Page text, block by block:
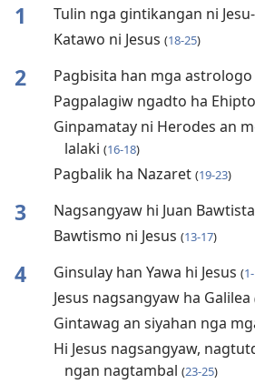
1 Tulin nga gintikangan ni
Katawo ni Jesus (18-25)
2 Pagbisita han mga astrologo
Pagpalagiw ngadto ha Ehipto
Ginpamatay ni Herodes an
lalaki (16-18)
Pagbalik ha Nazaret (19-23)
3 Nagsangyaw hi Juan Bawtista
Bawtismo ni Jesus (13-17)
4 Ginsulay han Yawa hi Jesus (
Jesus nagsangyaw ha Galilea
Gintawag an siyahan nga
Hi Jesus nagsangyaw,
ngan nagtambal (23-25)